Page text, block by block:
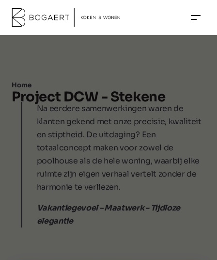
Home
Project DCW - Stekene
Na eerdere samenwerkingen waren de
klanten gekend met onze precisie, kwaliteit
en stiptheid. De uitdaging? Een
totaalconcept maken voor zowel de
poolhouse als de hele woning, waarbij elke
ruimte zijn eigen verhaal vertelt zonder de
harmonie te verliezen.
Vakantiegevoel – Maatwerk - Tijdloze
elegantie